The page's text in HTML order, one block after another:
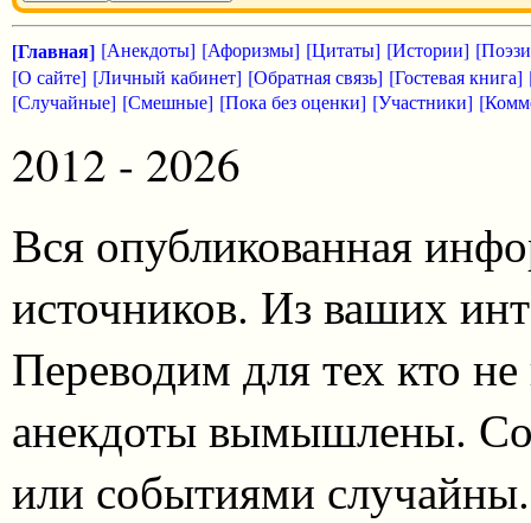
[Главная] [Анекдоты] [Афоризмы] [Цитаты] [Истории]
[О сайте] [Личный кабинет] [Обратная связь] [Гостевая книга]
[Случайные] [Смешные] [Пока без оценки] [Участники]
2012 - 2026
Вся опубликованная
источников. Из ваших
Переводим для тех кто
анекдоты вымышлены.
или событиями случайны.